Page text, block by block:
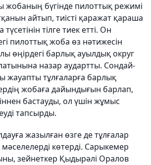
жобаның бүгінде пилоттық режимі
айтып, тиісті қаражат қараша
тілге тиек етті. Он
пилоттық жоба өз нәтижесін
өңірдегі барлық ауылдық округ
назар аудартты. Сондай-
жауапты тұлғаларға барлық
жобаға дайындығын барлап,
бастауды, ол үшін жұмыс
тапсырды.
жазылған өзге де тұлғалар
мәселелерді көтерді. Сарыкемер
зейнеткер Қыдырәлі Оралов